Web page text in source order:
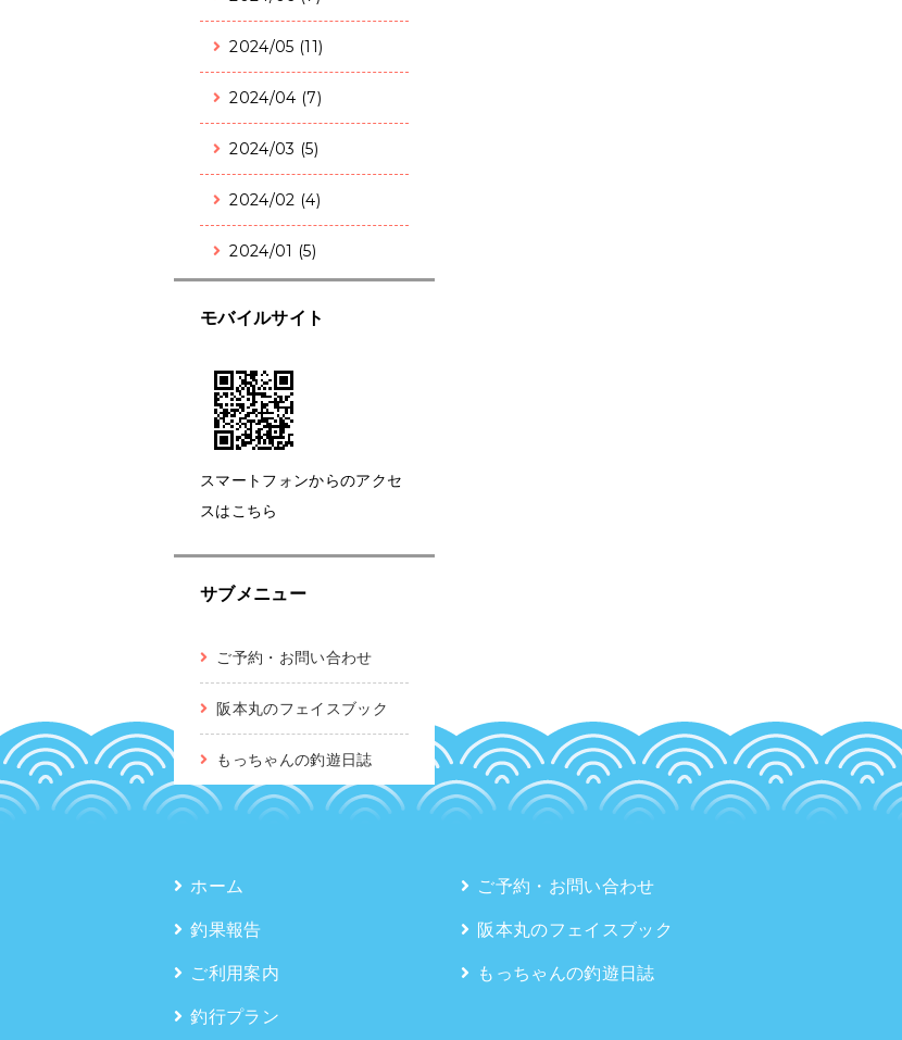
サブメニュー
ご予約・お問い合わせ
阪本丸のフェイスブック
もっちゃんの釣遊日誌
2024/05 (11)
2024/04 (7)
2024/03 (5)
2024/02 (4)
2024/01 (5)
モバイルサイト
スマートフォンからのアクセ
スはこちら
ホーム
釣果報告
ご利用案内
釣行プラン
ご予約・お問い合わせ
阪本丸のフェイスブック
もっちゃんの釣遊日誌